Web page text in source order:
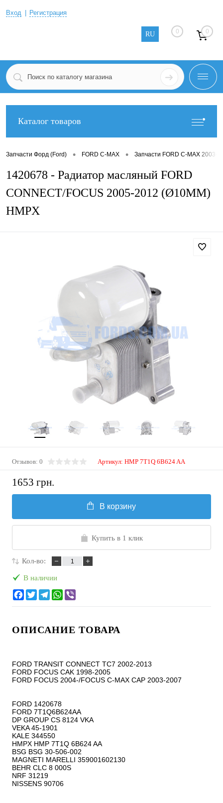
Вход Регистрация
RU 0 0
Каталог товаров
Запчасти Форд (Ford) • FORD C-MAX • Запчасти FORD C-MAX 2003-
1420678 - Радиатор масляный FORD
CONNECT/FOCUS 2005-2012 (Ø10MM)
HMPX
Отзывов: 0 Артикул: HMP 7T1Q 6B624 AA
1653 грн.
В корзину
Купить в 1 клик
Кол-во:
В наличии
ОПИСАНИЕ ТОВАРА
FORD TRANSIT CONNECT TC7 2002-2013
FORD FOCUS CAK 1998-2005
FORD FOCUS 2004-/FOCUS C-MAX CAP 2003-2007
FORD 1420678
FORD 7T1Q6B624AA
DP GROUP CS 8124 VKA
VEKA 45-1901
KALE 344550
HMPX HMP 7T1Q 6B624 AA
BSG BSG 30-506-002
MAGNETI MARELLI 359001602130
BEHR CLC 8 000S
NRF 31219
NISSENS 90706